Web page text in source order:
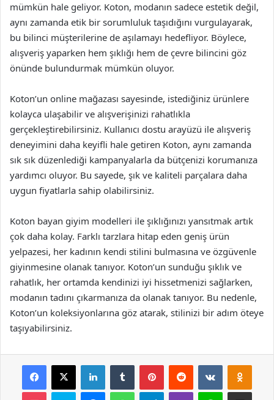
mümkün hale geliyor. Koton, modanın sadece estetik değil,
aynı zamanda etik bir sorumluluk taşıdığını vurgulayarak,
bu bilinci müşterilerine de aşılamayı hedefliyor. Böylece,
alışveriş yaparken hem şıklığı hem de çevre bilincini göz
önünde bulundurmak mümkün oluyor.
Koton’un online mağazası sayesinde, istediğiniz ürünlere
kolayca ulaşabilir ve alışverişinizi rahatlıkla
gerçekleştirebilirsiniz. Kullanıcı dostu arayüzü ile alışveriş
deneyimini daha keyifli hale getiren Koton, aynı zamanda
sık sık düzenlediği kampanyalarla da bütçenizi korumanıza
yardımcı oluyor. Bu sayede, şık ve kaliteli parçalara daha
uygun fiyatlarla sahip olabilirsiniz.
Koton bayan giyim modelleri ile şıklığınızı yansıtmak artık
çok daha kolay. Farklı tarzlara hitap eden geniş ürün
yelpazesi, her kadının kendi stilini bulmasına ve özgüvenle
giyinmesine olanak tanıyor. Koton’un sunduğu şıklık ve
rahatlık, her ortamda kendinizi iyi hissetmenizi sağlarken,
modanın tadını çıkarmanıza da olanak tanıyor. Bu nedenle,
Koton’un koleksiyonlarına göz atarak, stilinizi bir adım öteye
taşıyabilirsiniz.
Facebook
X LinkedInTumblr PinterestReddit VKontakte
Pocket Skype MessengerWhatsAppTelegramViber Line E-Posta ile